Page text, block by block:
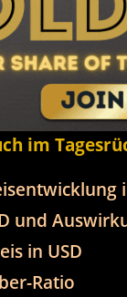
im
und
in USD
Ratio